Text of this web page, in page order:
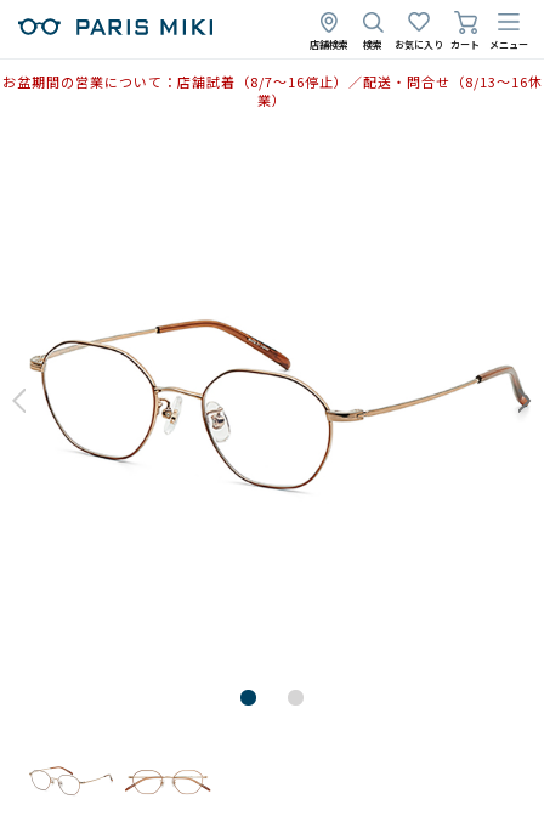
店舗検索 検索 お気に入り カート メニュー
お盆期間の営業について：店舗試着（8/7〜16停止）／配送・問合せ（8/13〜16休
業）